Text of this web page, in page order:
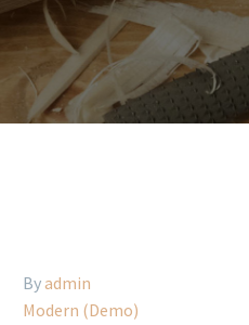
Byadmin
Modern (Demo)